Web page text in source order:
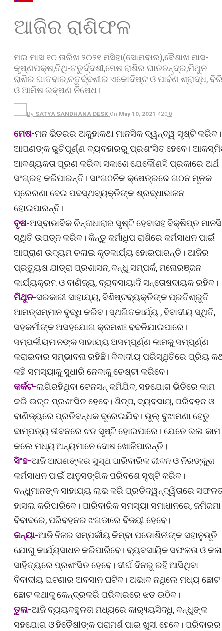
ଆଜିର ରାଶିଫଳ
ମଇ ମାସ ୧୦ ତାରିଖ ୨୦୨୧ ମସିହା(ସୋମବାର),ବୈଶାଖ ମାସ-
କୃଷ୍ଣପକ୍ଷ,ତିଥି-ଚତୁର୍ଦ୍ଦଶୀ,ମେଷ ରାଶିର ଘାତଚନ୍ଦ୍ର,ମିଥୁନ
ରାଶିର ଘାତବାର,ଚତୁର୍ଦ୍ଦଶୀର ଏକୋଦିଷ୍ଟ ଓ ପାର୍ବଣ ଶ୍ରାଦ୍ଧ, ବିରି
ଓ ଆମିଷ ଭକ୍ଷଣ ନିଷେଧ।
By SATYA SANDHANA DESK On May 10, 2021 420 0
ମେଷ-ମନ ଭିତରର ଅକୁହାକଥା ମାନସିକ ଦ୍ୱନ୍ଦ୍ୱ ସୃଷ୍ଟି କରିବ।
ଆପଣଙ୍କ ରୁଚିପୂର୍ଣ୍ଣ ବ୍ୟବହାରରୁ ପ୍ରଶଂସିତ ହେବେ।
ଆବଶ୍ୟକତା ପୂରଣ କରିବା ସକାଶେ ଯେକୌଣସି ପ୍ରକାରେ ଅର୍ଥ
ସଂଗ୍ରହ କରିପାରନ୍ତି। ସାଂଗଠନିକ କ୍ଷେତ୍ରରେ ଗଠନ ମୂଳକ
ପ୍ରେରଣା ଦେଇ ପଦସ୍ଥବ୍ୟକ୍ତିଙ୍କ ଶ୍ରଦ୍ଧାଭାଜନ
ହୋଇପାରନ୍ତି।
ବୃଷ-ଅସ୍ବାଭାବିକ ଚିନ୍ତାଧାରାର ସୃଷ୍ଟି ହେବାସହ ବିକ୍ଷିପ୍ତ
ସ୍ଥିତି ଉପତ୍ନ କରିବ। କିନ୍ତୁ କର୍ମାଧିପ ରାଶିରେ କର୍ମସାଧନ ପାଇଁ
ଆପ୍ରାଣ ଉଦ୍ୟମ ଚଳାଇ କୃତକାର୍ଯ୍ୟ ହୋଇପାରନ୍ତି। ଆଜିର
ପ୍ରତ୍ୟୁଷ ଯାତ୍ରା ପ୍ରଶାସନ, ବନ୍ଧୁ ସମ୍ପର୍କ, ମନୋରଞ୍ଜନ
କାର୍ଯ୍ୟକ୍ରମ ଓ ବାଣିଜ୍ୟ, ବ୍ୟବସାୟାଦି ସନ୍ତୋଷଦାୟକ ରହିବ।
ମିଥୁନ-ସରକାରୀ ସାହାଯ୍ୟ, ବିଶିଷ୍ଟବ୍ୟକ୍ତିଙ୍କ ପ୍ରତିଶ୍ରୁତି
ଆମତ୍ସମ୍ମାନ ବୃଦ୍ଧି କରିବ। ସ୍ଥଗିତକାର୍ଯ୍ୟ , ବିବାଦୀୟ ସ୍ଥିତି,
ସହକର୍ମୀଙ୍କ ଅସହଯୋଗ କ୍ରମଶଃ ବଦଳିଯାଇପାରେ।
ସମ୍ପର୍କୀୟମାନଙ୍କ ସାହାଯ୍ୟ ଅସମ୍ପୂର୍ଣ୍ଣ କାମକୁ ସମ୍ପୂର୍ଣ୍ଣ
କରାଇବାର ସମ୍ଭାବନା ରହିଛି। ବିବାଦୀୟ ପରିସ୍ଥିତିରେ ପ୍ରିୟ
କହି ସମସ୍ୟାକୁ ସୁଧାରି ନେବାକୁ ଚେଷ୍ଟା କରିବେ।
କର୍କଟ-ଲାଗିରହିଥିବା ଟେନସନ୍ କମିଯିବ, ସହଯୋଗ ଭିତିରେ କାମ
କରି ଉଚ୍ଚ ପ୍ରଶଂସିତ ହେବେ। ଶିଳ୍ପ, ବ୍ୟବସାୟ, ପରିବହନ ଓ
ବାଣିଜ୍ୟରେ ପ୍ରତିବନ୍ଧକ ଦୂରେଇଯିବ। ଭୁଲ୍ ବୁଝାମଣା ହେତୁ
ଦାମ୍ପତ୍ୟ ଜୀବନରେ ଝଡ ସୃଷ୍ଟି ହୋଇପାରେ। ଯେତେ ଭଲ କାମ
କଲେ ମଧ୍ୟ ଅନ୍ୟମାନେ ଦୋଷ ଖୋଜିପାରନ୍ତି।
ସିଂହ-ଆଜି ଆପଣଙ୍କର ସୁସ୍ଥ ପାରିବାରିକ ଜୀବନ ଓ ନିରଙ୍କୁଶ
କର୍ମସାଧନ ପାଇଁ ଆନୁସଙ୍ଗିକ ପରିବଶେ ସୃଷ୍ଟି କରିବ।
ବନ୍ଧୁମାନଙ୍କ ସାହାଯ୍ୟ ଲାଭ କରି ପ୍ରତିଦ୍ୱନ୍ଦ୍ୱିତାରେ
ହାସଲ କରିପାରିବେ। ପାରିବାରିକ ସମସ୍ୟା ସମାଧାନରେ, ଜମିଜମା
ବିବାଦରେ, ପରିବହନର ଝଗଡାରେ ବିଜୟୀ ହେବେ।
କନ୍ୟା-ଆଜି ନିଜର ସମ୍ପର୍କୀୟ କିମ୍ବା ପଡୋଶିନୀଙ୍କ ସହାନୁଭୂତି
ଯୋଗୁ କାର୍ଯ୍ୟସାଧନ କରିପାରିବେ। ବ୍ୟବସାୟିକ ସଫଳତା ଓ
ସାହିତ୍ୟରେ ପ୍ରଶଂସିତ ହେବେ। ଦୀର୍ଘ ଦିନରୁ ରହି ଆସିଥିବା
ବିବାଦୀୟ ଘଟଣାର ଅବସାନ ଘଟିବ। ଅଭାବ ନଥିଲେ ମଧ୍ୟ ଛୋଟ
ଛୋଟ କଥାକୁ କେନ୍ଦ୍ରକରି ପରିବାରରେ ଝଡ ଉଠିବ।
ତୁଳା-ଆଜି ବ୍ୟୟବହୁଳତା ମଧ୍ୟରେ କାର‌୍ୟ୍ୟସିଦ୍ଧି, ବନ୍ଧୁଙ୍କ
ସହଯୋଗ ଓ ହିତୈଷୀଙ୍କ ପରାମର୍ଶ ପାଇ ଖୁସୀ ହେବେ। ପରିବାରର